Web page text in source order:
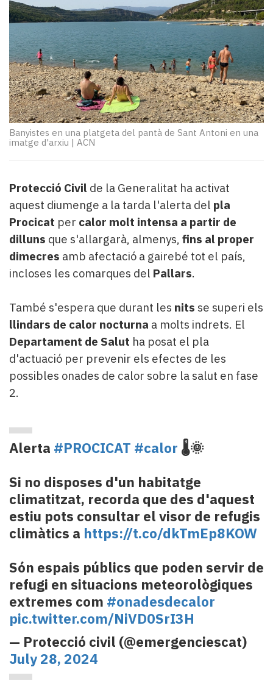
temps
Reportatges
Entrevistes
Enquestes
A
escena!
Dis
la
teva!
Subscriptors
La
Pallars
Contingut
patrocinat
Lo
més
llegit...
Editorial
Banyistes en una platgeta del pantà de Sant Antoni en una
imatge d'arxiu | ACN
Protecció Civil de la Generalitat ha activat
aquest diumenge a la tarda l'alerta del pla
Procicat per calor molt intensa a partir de
dilluns que s'allargarà, almenys, fins al proper
dimecres amb afectació a gairebé tot el país,
incloses les comarques del Pallars.
També s'espera que durant les nits se superi els
llindars de calor nocturna a molts indrets. El
Departament de Salut ha posat el pla
d'actuació per prevenir els efectes de les
possibles onades de calor sobre la salut en fase
2.
Alerta #PROCICAT #calor 🌡🌞
Si no disposes d'un habitatge
climatitzat, recorda que des d'aquest
estiu pots consultar el visor de refugis
climàtics a https://t.co/dkTmEp8KOW
Són espais públics que poden servir de
refugi en situacions meteorològiques
extremes com #onadesdecalor
pic.twitter.com/NiVD0SrI3H
— Protecció civil (@emergenciescat)
July 28, 2024